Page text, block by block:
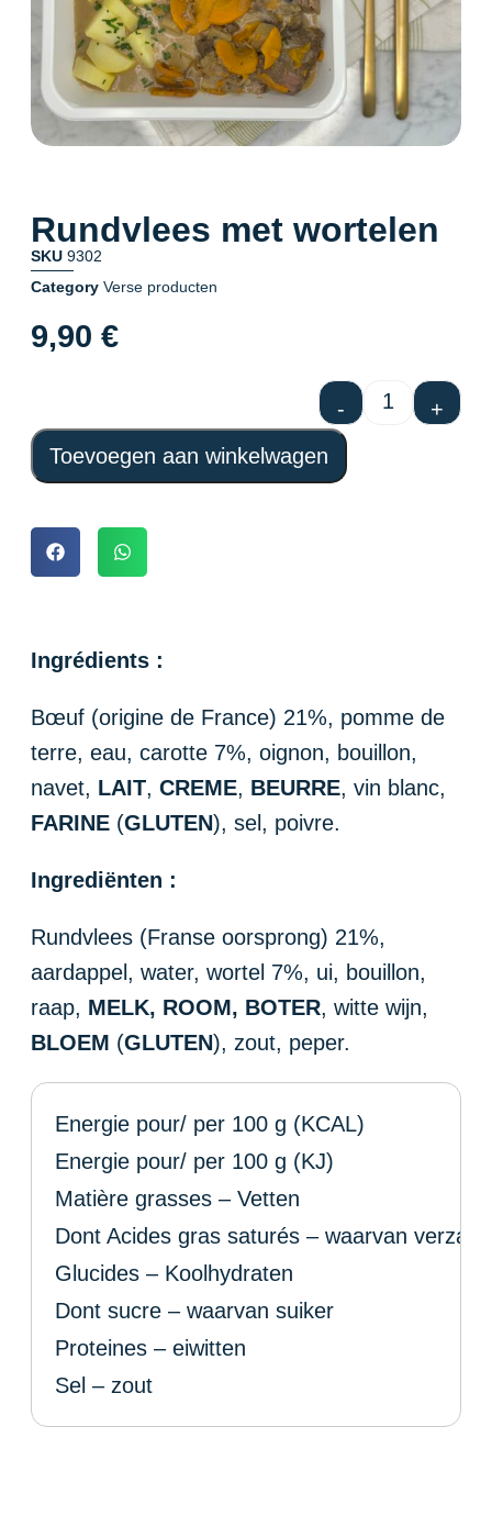
Rundvlees met wortelen
SKU 9302
Category Verse producten
9,90 €
-
+
Toevoegen aan winkelwagen
Ingrédients :
Bœuf (origine de France) 21%, pomme de
terre, eau, carotte 7%, oignon, bouillon,
navet, LAIT, CREME, BEURRE, vin blanc,
FARINE (GLUTEN), sel, poivre.
Ingrediënten :
Rundvlees (Franse oorsprong) 21%,
aardappel, water, wortel 7%, ui, bouillon,
raap, MELK, ROOM, BOTER, witte wijn,
BLOEM (GLUTEN), zout, peper.
Energie pour/ per 100 g (KCAL)
Energie pour/ per 100 g (KJ)
Matière grasses – Vetten
Dont Acides gras saturés – waarvan
Glucides – Koolhydraten
Dont sucre – waarvan suiker
Proteines – eiwitten
Sel – zout